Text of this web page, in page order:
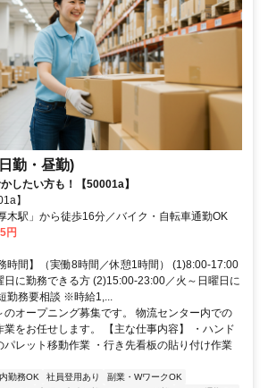
勤・昼勤)
したい方も！【50001a】
】
木駅」から徒歩16分／バイク・自転車通勤OK
円
時間】（実働8時間／休憩1時間） (1)8:00-17:00
日に勤務できる方 (2)15:00-23:00／火～日曜日に
務要相談 ※時給1,...
オープニング募集です。 物流センター内での
業をお任せします。 【主な仕事内容】 ・ハンド
パレット移動作業 ・行き先看板の貼り付け作業
勤務OK 社員登用あり
副業・WワークOK